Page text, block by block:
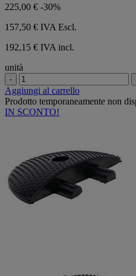
225,00 € -30%
157,50 € IVA Escl.
192,15 € IVA incl.
unità
-
Aggiungi al carrello
Prodotto temporaneamente non
IN SCONTO!